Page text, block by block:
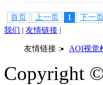
首页 上一页 1 下一
我们 | 友情链接 |
友情链接： AOI视觉
Copyright